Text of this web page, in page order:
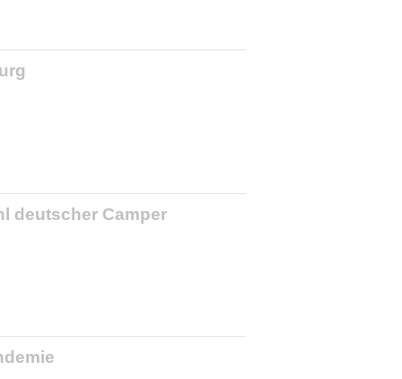
deutscher Camper